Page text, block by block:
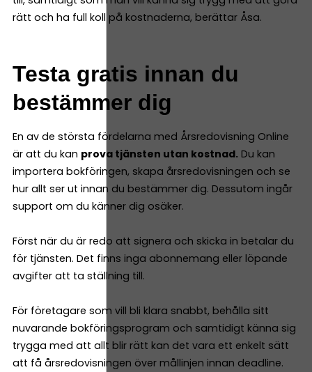
rätt och ha full koll på kostnaderna, berättar Åsa.
Testa gratis innan du
bestämmer dig
En av de största fördelarna med Årsredovisning Online
är att du kan prova tjänsten utan kostnad. Du kan
importera bokföringen, skapa årsredovisningen och se
hur allt ser ut innan du bestämmer dig. Dessutom ingår
support om du känner dig osäker.
Först när du är redo att signera och skicka in betalar du
för tjänsten. Det finns inga abonnemang eller löpande
avgifter att ta ställning till.
För företagare som vill bli klara snabbt, behålla sitt
nuvarande bokföringsprogram och samtidigt känna sig
trygga med att allt blir rätt kan det vara ett enkelt sätt
att få årsredovisningen över mållinjen innan deadline.